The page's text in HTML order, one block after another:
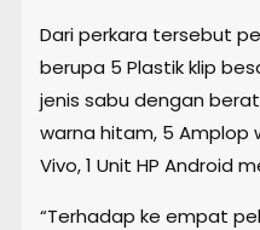
Dari perkara tersebut
berupa 5 Plastik klip
jenis sabu dengan berat
warna hitam, 5 Amplop
Vivo, 1 Unit HP Android
“Terhadap ke empat